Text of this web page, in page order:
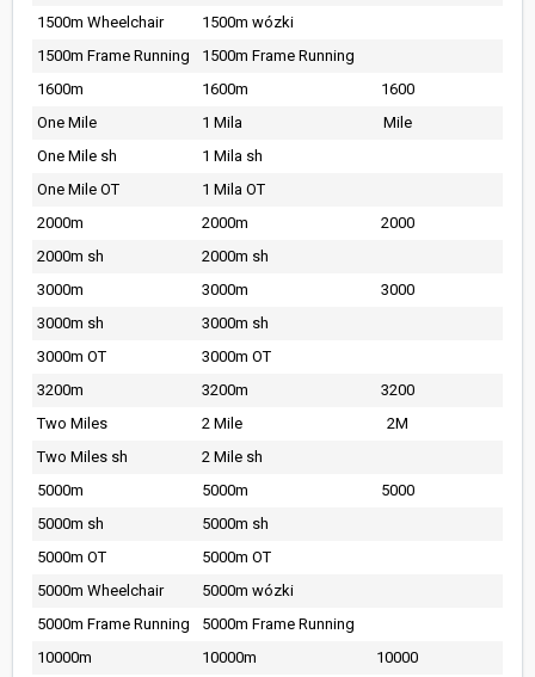
1500m Wheelchair
1500m wózki
1500m Frame Running
1500m Frame Running
1600m
1600m
1600
One Mile
1 Mila
Mile
One Mile sh
1 Mila sh
One Mile OT
1 Mila OT
2000m
2000m
2000
2000m sh
2000m sh
3000m
3000m
3000
3000m sh
3000m sh
3000m OT
3000m OT
3200m
3200m
3200
Two Miles
2 Mile
2M
Two Miles sh
2 Mile sh
5000m
5000m
5000
5000m sh
5000m sh
5000m OT
5000m OT
5000m Wheelchair
5000m wózki
5000m Frame Running
5000m Frame Running
10000m
10000m
10000